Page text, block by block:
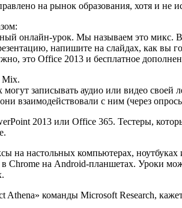
на рынок образования, хотя и не
онлайн-урок. Мы называем это микс.
напишите на слайдах, как вы
это Office 2013 и бесплатное
Mix.
записывать аудио или видео
взаимодействовали с ним (через
2013 или Office 365. Тестеры,
на настольных компьютерах,
Chrome на Android-планшетах. Уроки
команды Microsoft Research,